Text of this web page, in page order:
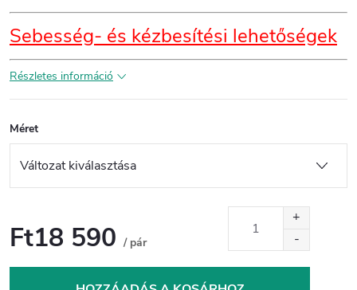
Sebesség- és kézbesítési lehetőségek
Részletes információ
Méret
Ft18 590 / pár